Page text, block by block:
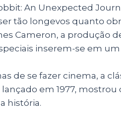
An Unexpected
tão longevos quanto
Cameron, a produção
inserem-se em
de se fazer cinema, a
em 1977, mostrou
história.